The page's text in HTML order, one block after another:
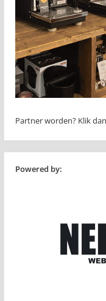
Partner worden? Klik
Powered by: